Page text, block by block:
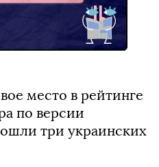
место в рейтинге
по версии
три украинских